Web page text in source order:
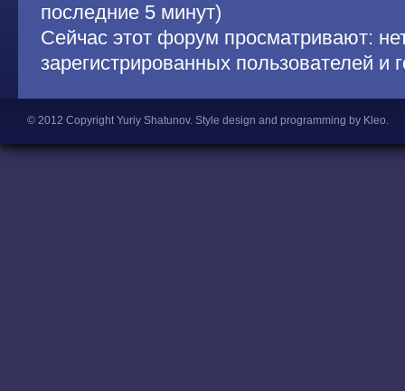
последние 5 минут)
Сейчас этот форум просматривают:
зарегистрированных пользователей и
© 2012 Copyright Yuriy Shatunov. Style design and programming by Kleo.